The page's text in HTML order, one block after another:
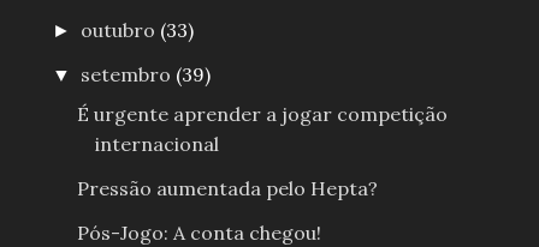
► outubro (33)
▼ setembro (39)
É urgente aprender a jogar competição
internacional
Pressão aumentada pelo Hepta?
Pós-Jogo: A conta chegou!